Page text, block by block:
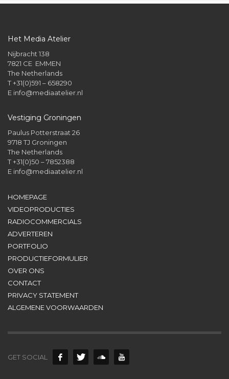
Het Media Atelier
Nijbracht 138
7821 CE EMMEN
The Netherlands
T +31(0)591 – 658290
E info@mediaatelier.nl
Vestiging Groningen
Paulus Potterstraat 26
9718 TJ Groningen
The Netherlands
T +31(0)50 – 7852388
E info@mediaatelier.nl
HOMEPAGE
VIDEOPRODUCTIES
RADIOCOMMERCIALS
ADVERTEREN
PORTFOLIO
PRODUCTIEFORMULIER
OVER ONS
CONTACT
PRIVACY STATEMENT
ALGEMENE VOORWAARDEN
GET SOCIAL